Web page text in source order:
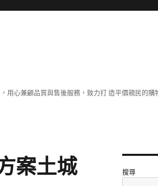
用心兼顧品質與售後服務，致力打 造平價親民的購
案土城
搜尋